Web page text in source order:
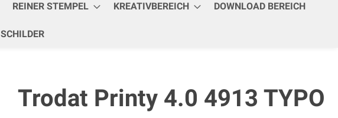
REINER STEMPEL KREATIVBEREICH DOWNLOAD BEREICH
SCHILDER
Trodat Printy 4.0 4913 TYPO